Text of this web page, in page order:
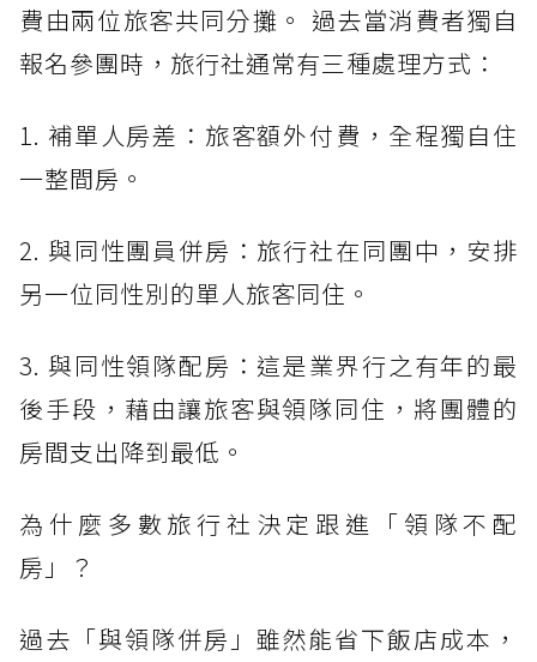
費由兩位旅客共同分攤。 過去當消費者獨自
報名參團時，旅行社通常有三種處理方式：
1. 補單人房差：旅客額外付費，全程獨自住
一整間房。
2. 與同性團員併房：旅行社在同團中，安排
另一位同性別的單人旅客同住。
3. 與同性領隊配房：這是業界行之有年的最
後手段，藉由讓旅客與領隊同住，將團體的
房間支出降到最低。
為什麼多數旅行社決定跟進「領隊不配
房」？
過去「與領隊併房」雖然能省下飯店成本，